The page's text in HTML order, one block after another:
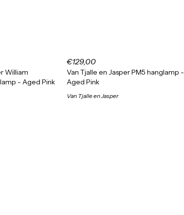
William
- Aged Pink
€129,00
Van Tjalle en Jasper PM5 hanglamp -
Aged Pink
Van Tjalle en Jasper